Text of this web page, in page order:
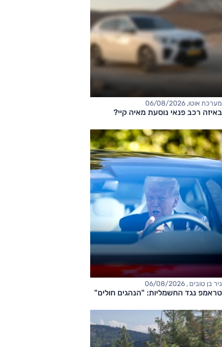
מערכת אוטו, 06/08/2026
באיזה רכב פנאי נוסעת מאיה קיי?
ניר בן טובים , 06/08/2026
טראמפ נגד החשמליות: "הנהגים חולים"